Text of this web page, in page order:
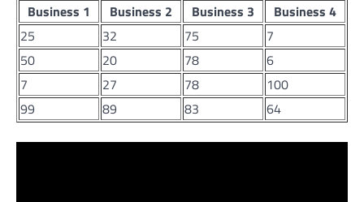
Business 1
Business 2 Business 3
Business 4
25
32 75
7
50
20 78
6
7
27 78
100
99
89 83 64